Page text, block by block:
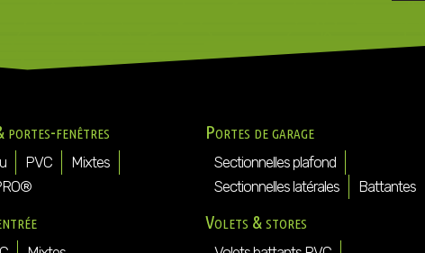
portes-fenêtres
PVC
Mixtes
Portes de garage
Sectionnelles plafond
Sectionnelles latérales
Battantes
Volets & stores